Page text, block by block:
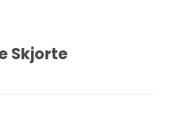
Skjorte